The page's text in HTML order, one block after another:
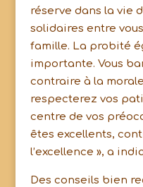
réserve dans la vie
solidaires entre
famille. La probité
importante. Vous
contraire à la
respecterez vos
centre de vos
êtes excellents,
l’excellence », a
Des conseils bien